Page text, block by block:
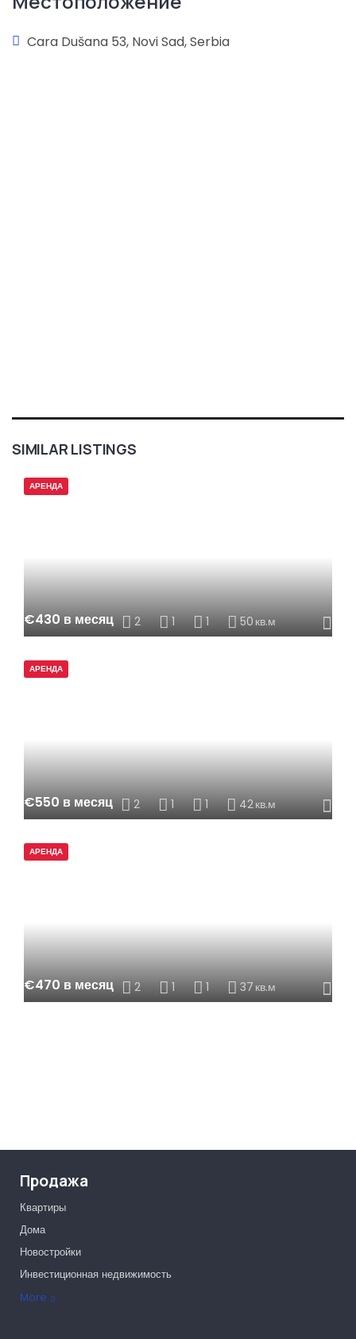
Cara Dušana 53, Novi Sad, Serbia
SIMILAR LISTINGS
АРЕНДА
€430 в месяц 2 1 1 50 кв.м
АРЕНДА
€550 в месяц 2 1 1 42кв.м
АРЕНДА
€470 в месяц 2 1 1 37 кв.м
Продажа
More
Квартиры
Дома
Новостройки
Инвестиционная недвижимость
Офисы